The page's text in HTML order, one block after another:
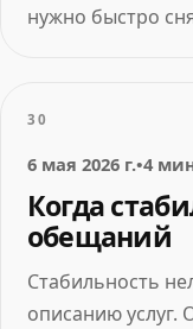
нужно быстро
30
6 мая 2026 г.•4
Когда
обещаний
Стабильность
описанию услуг.